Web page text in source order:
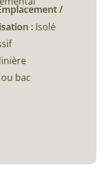
/
: Isolé
bac